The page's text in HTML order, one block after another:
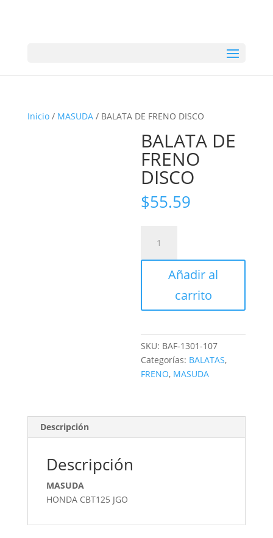
Inicio/ MASUDA/ BALATA DE FRENO DISCO
BALATA DE
FRENO
DISCO
$55.59
FRENO
Añadir al
carrito
SKU: BAF-1301-107
Categorías: BALATAS,
FRENO, MASUDA
Descripción
Descripción
MASUDA
HONDA CBT125 JGO